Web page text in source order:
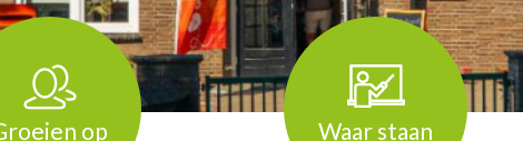
op
Waar staan